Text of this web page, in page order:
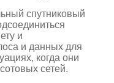
спутниковый
и
и данных для
когда они
сетей.